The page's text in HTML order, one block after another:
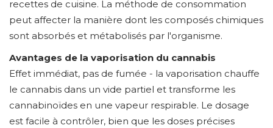
recettes de cuisine. La méthode de consommation
peut affecter la manière dont les composés chimiques
sont absorbés et métabolisés par l'organisme.
Avantages de la vaporisation du cannabis
Effet immédiat, pas de fumée - la vaporisation chauffe
le cannabis dans un vide partiel et transforme les
cannabinoïdes en une vapeur respirable. Le dosage
est facile à contrôler, bien que les doses précises